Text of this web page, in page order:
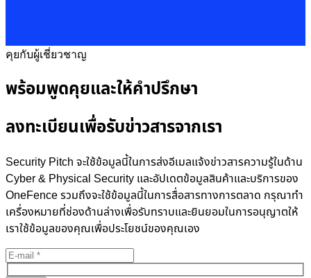
คุยกับผู้เชี่ยวชาญ
พร้อมพูดคุยและให้คำปรึกษา
ลงทะเบียนเพื่อรับข่าวสารจากเรา
Security Pitch จะใช้ข้อมูลนี้ในการส่งอีเมลแจ้งข่าวสารความรู้ในด้าน
Cyber & Physical Security และอัปเดตข้อมูลสินค้าและบริการของ
OneFence รวมถึงจะใช้ข้อมูลนี้ในการสื่อสารทางการตลาด กรุณาทำ
เครื่องหมายที่ช่องด้านล่างเพื่อรับทราบและยินยอมในการอนุญาตให้
เราใช้ข้อมูลของคุณเพื่อประโยชน์ของคุณเอง